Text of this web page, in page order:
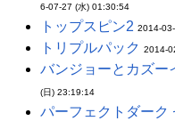
6-07-27 (水) 01:30:54
トップスピン2 2014-
トリプルパック 2014-
バンジョーとカズー
(日) 23:19:14
パーフェクトダーク